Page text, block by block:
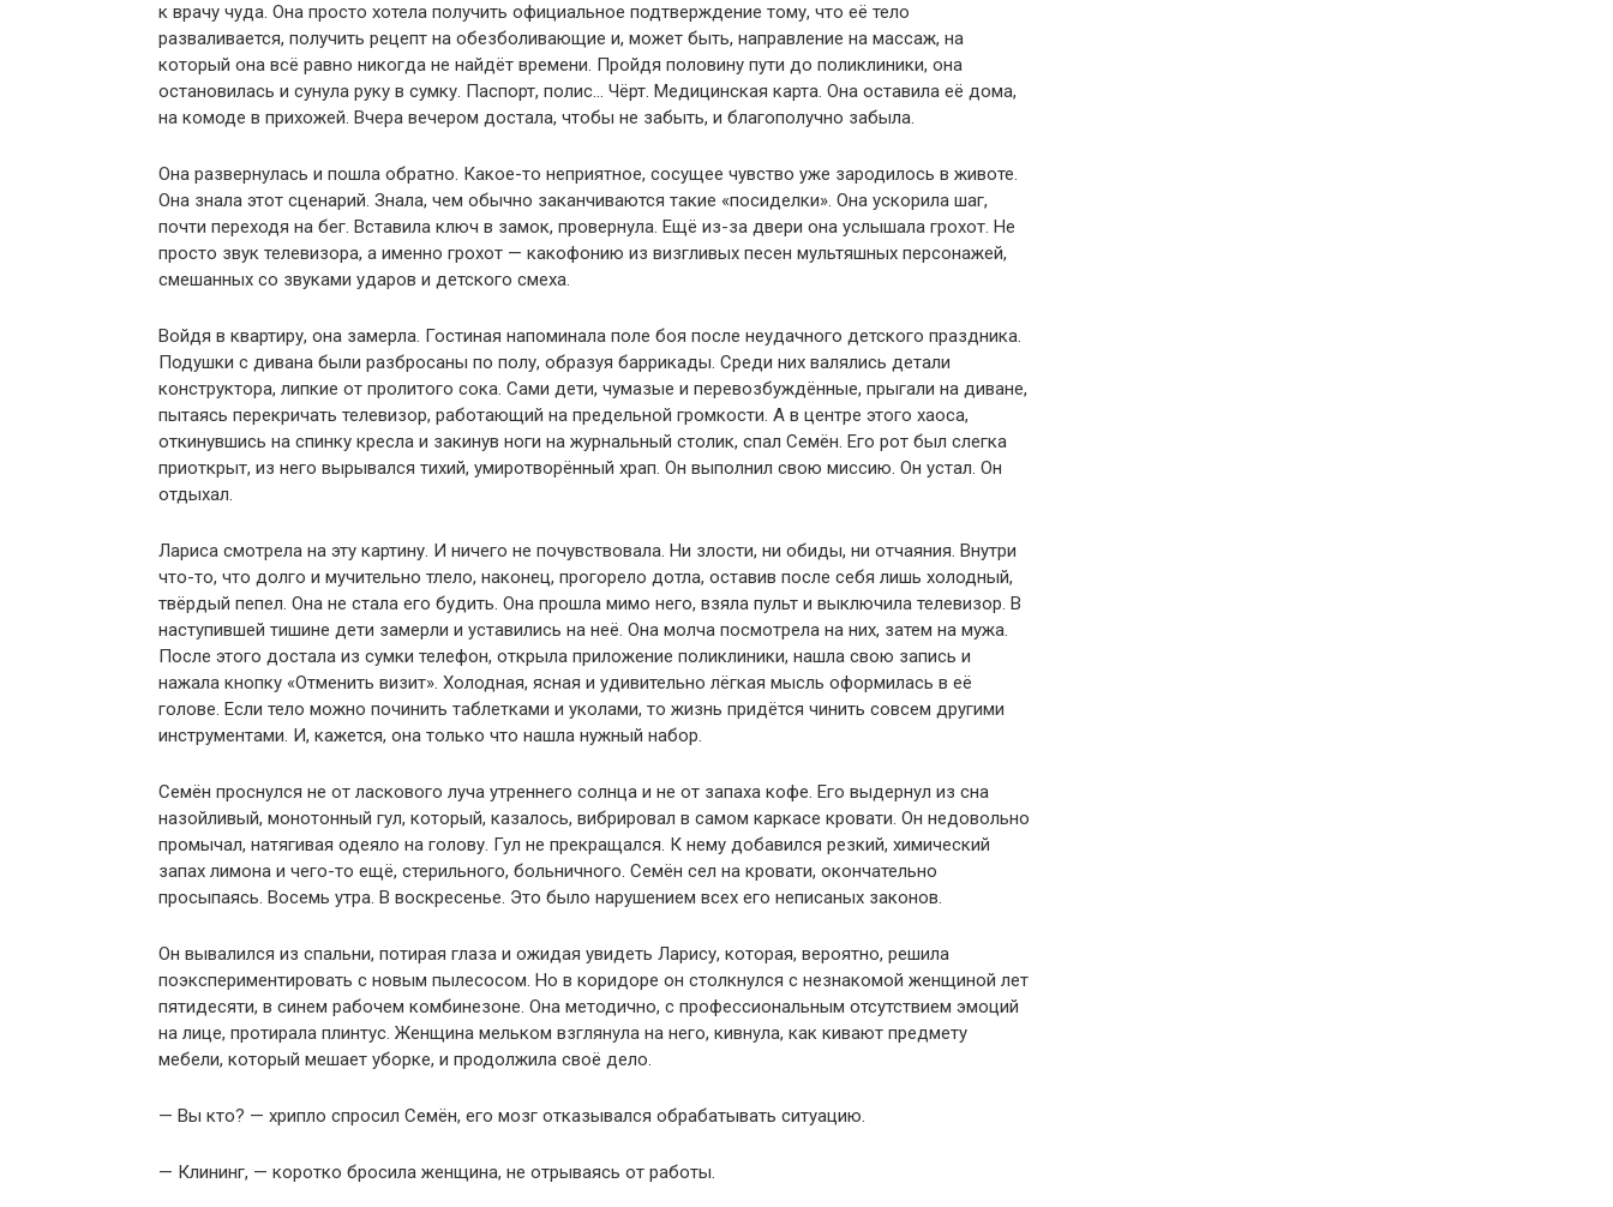
к врачу чуда. Она просто хотела получить официальное подтверждение тому, что её тело
разваливается, получить рецепт на обезболивающие и, может быть, направление на массаж, на
который она всё равно никогда не найдёт времени. Пройдя половину пути до поликлиники, она
остановилась и сунула руку в сумку. Паспорт, полис… Чёрт. Медицинская карта. Она оставила её дома,
на комоде в прихожей. Вчера вечером достала, чтобы не забыть, и благополучно забыла.
Она развернулась и пошла обратно. Какое-то неприятное, сосущее чувство уже зародилось в животе.
Она знала этот сценарий. Знала, чем обычно заканчиваются такие «посиделки». Она ускорила шаг,
почти переходя на бег. Вставила ключ в замок, провернула. Ещё из-за двери она услышала грохот. Не
просто звук телевизора, а именно грохот — какофонию из визгливых песен мультяшных персонажей,
смешанных со звуками ударов и детского смеха.
Войдя в квартиру, она замерла. Гостиная напоминала поле боя после неудачного детского праздника.
Подушки с дивана были разбросаны по полу, образуя баррикады. Среди них валялись детали
конструктора, липкие от пролитого сока. Сами дети, чумазые и перевозбуждённые, прыгали на диване,
пытаясь перекричать телевизор, работающий на предельной громкости. А в центре этого хаоса,
откинувшись на спинку кресла и закинув ноги на журнальный столик, спал Семён. Его рот был слегка
приоткрыт, из него вырывался тихий, умиротворённый храп. Он выполнил свою миссию. Он устал. Он
отдыхал.
Лариса смотрела на эту картину. И ничего не почувствовала. Ни злости, ни обиды, ни отчаяния. Внутри
что-то, что долго и мучительно тлело, наконец, прогорело дотла, оставив после себя лишь холодный,
твёрдый пепел. Она не стала его будить. Она прошла мимо него, взяла пульт и выключила телевизор. В
наступившей тишине дети замерли и уставились на неё. Она молча посмотрела на них, затем на мужа.
После этого достала из сумки телефон, открыла приложение поликлиники, нашла свою запись и
нажала кнопку «Отменить визит». Холодная, ясная и удивительно лёгкая мысль оформилась в её
голове. Если тело можно починить таблетками и уколами, то жизнь придётся чинить совсем другими
инструментами. И, кажется, она только что нашла нужный набор.
Семён проснулся не от ласкового луча утреннего солнца и не от запаха кофе. Его выдернул из сна
назойливый, монотонный гул, который, казалось, вибрировал в самом каркасе кровати. Он недовольно
промычал, натягивая одеяло на голову. Гул не прекращался. К нему добавился резкий, химический
запах лимона и чего-то ещё, стерильного, больничного. Семён сел на кровати, окончательно
просыпаясь. Восемь утра. В воскресенье. Это было нарушением всех его неписаных законов.
Он вывалился из спальни, потирая глаза и ожидая увидеть Ларису, которая, вероятно, решила
поэкспериментировать с новым пылесосом. Но в коридоре он столкнулся с незнакомой женщиной лет
пятидесяти, в синем рабочем комбинезоне. Она методично, с профессиональным отсутствием эмоций
на лице, протирала плинтус. Женщина мельком взглянула на него, кивнула, как кивают предмету
мебели, который мешает уборке, и продолжила своё дело.
— Вы кто? — хрипло спросил Семён, его мозг отказывался обрабатывать ситуацию.
— Клининг, — коротко бросила женщина, не отрываясь от работы.